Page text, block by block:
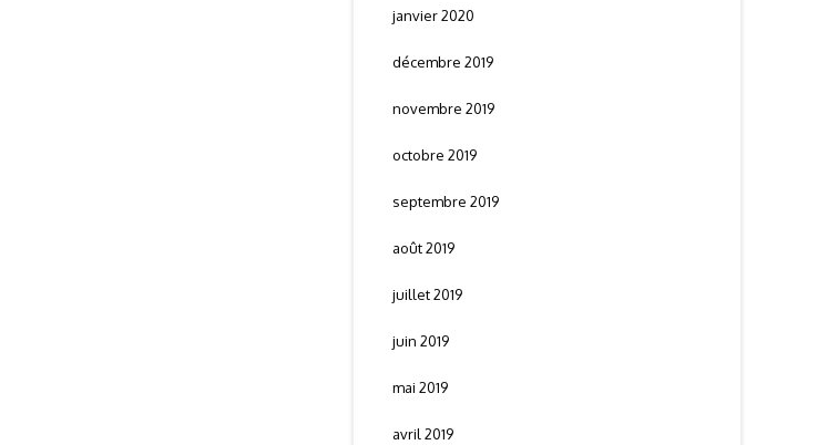
janvier 2020
décembre 2019
novembre 2019
octobre 2019
septembre 2019
août 2019
juillet 2019
juin 2019
mai 2019
avril 2019